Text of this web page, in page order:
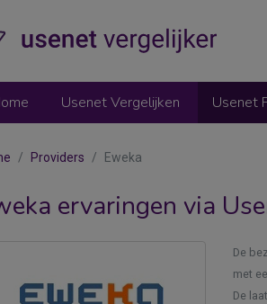
Usenet Vergelijken Usenet
Providers Eweka
ervaringen via
De
met
De